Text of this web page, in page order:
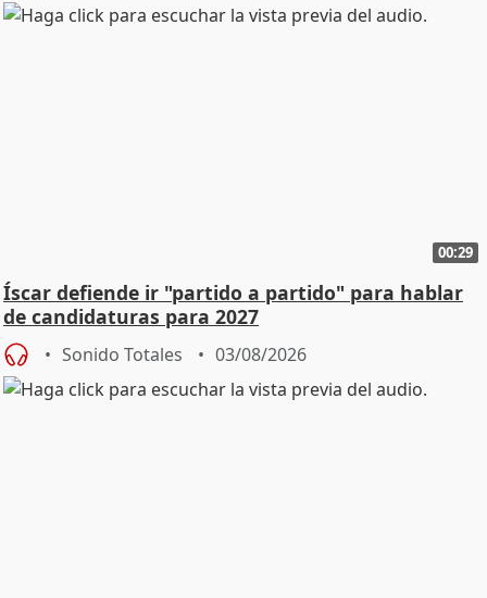
00:29
Íscar defiende ir "partido a partido" para hablar
de candidaturas para 2027
Sonido Totales 03/08/2026